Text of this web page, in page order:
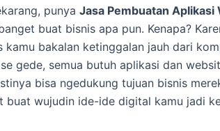
punya Jasa Pembuatan Aplikasi
buat bisnis apa pun. Kenapa?
kamu bakalan ketinggalan jauh dari
gede, semua butuh aplikasi dan
bisa ngedukung tujuan bisnis
buat wujudin ide-ide digital kamu jadi